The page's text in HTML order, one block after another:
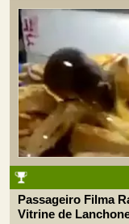
Passageiro Filma
Vitrine de